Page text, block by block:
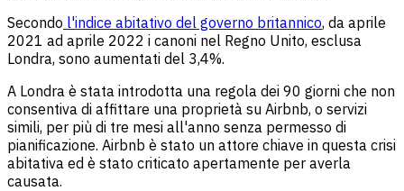
Secondo l'indice abitativo del governo britannico, da aprile
2021 ad aprile 2022 i canoni nel Regno Unito, esclusa
Londra, sono aumentati del 3,4%.
A Londra è stata introdotta una regola dei 90 giorni che non
consentiva di affittare una proprietà su Airbnb, o servizi
simili, per più di tre mesi all'anno senza permesso di
pianificazione. Airbnb è stato un attore chiave in questa crisi
abitativa ed è stato criticato apertamente per averla
causata.